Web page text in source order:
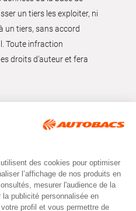
un tiers les exploiter, ni
un tiers, sans accord
Toute infraction
droits d’auteur et fera
© Autobacs